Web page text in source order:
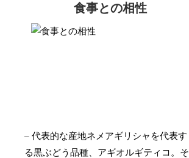
食事との相性
– 代表的な産地ネメアギリシャを代表す
る黒ぶどう品種、アギオルギティコ。そ